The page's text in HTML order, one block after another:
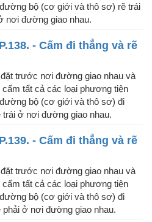
bộ (cơ giới và thô sơ) rẽ trái
nơi đường giao nhau.
- Cấm đi thẳng và rẽ
trước nơi đường giao nhau và
tất cả các loại phương tiện
bộ (cơ giới và thô sơ) đi
trái ở nơi đường giao nhau.
- Cấm đi thẳng và rẽ
trước nơi đường giao nhau và
tất cả các loại phương tiện
bộ (cơ giới và thô sơ) đi
phải ở nơi đường giao nhau.